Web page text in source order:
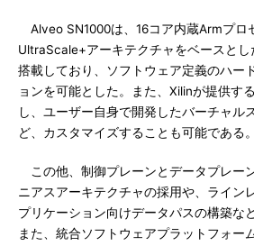
Alveo SN1000は、16コア内蔵Armプロ
UltraScale+アーキテクチャをベースとし
搭載しており、ソフトウェア定義のハー
ョンを可能とした。また、Xilinが提供す
し、ユーザー自身で開発したバーチャル
ど、カスタマイズすることも可能である。
この他、制御プレーンとデータプレー
ニアスアーキテクチャの採用や、ライン
プリケーション向けデータパスの構築な
また、統合ソフトウェアプラットフォー